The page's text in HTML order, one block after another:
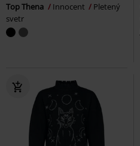
Top Thena Innocent
Pletený
svetr